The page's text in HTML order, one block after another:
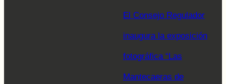
El Consejo Regulador
inaugura la exposición
fotográfica “Las
Mantecaeras de